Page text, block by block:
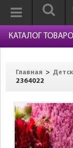
КАТАЛОГ
Главная >
2364022